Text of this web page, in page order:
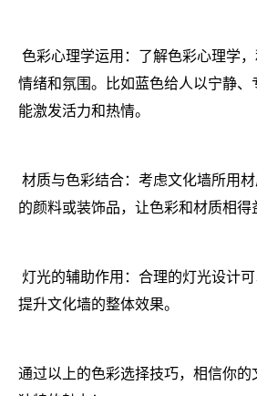
色彩心理学运用：了解色彩心理学
情绪和氛围。比如蓝色给人以宁静
能激发活力和热情。
材质与色彩结合：考虑文化墙所用
的颜料或装饰品，让色彩和材质相得
灯光的辅助作用：合理的灯光设计可
提升文化墙的整体效果。
通过以上的色彩选择技巧，相信你